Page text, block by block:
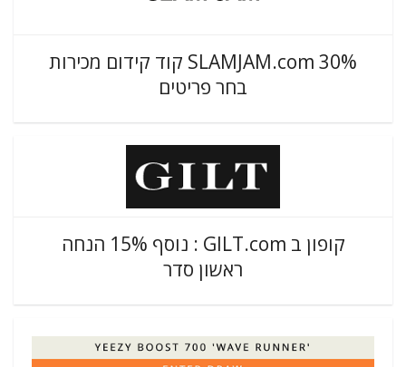
SLAMJAM.com 30% קוד קידום מכירות
בחר פריטים
קופון ב GILT.com : נוסף 15% הנחה
ראשון סדר